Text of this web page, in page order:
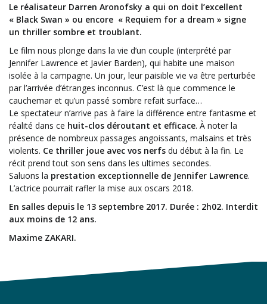
Le réalisateur Darren Aronofsky a qui on doit l’excellent
« Black Swan » ou encore « Requiem for a dream » signe
un thriller sombre et troublant.
Le film nous plonge dans la vie d’un couple (interprété par
Jennifer Lawrence et Javier Barden), qui habite une maison
isolée à la campagne. Un jour, leur paisible vie va être perturbée
par l’arrivée d’étranges inconnus. C’est là que commence le
cauchemar et qu’un passé sombre refait surface…
Le spectateur n’arrive pas à faire la différence entre fantasme et
réalité dans ce huit-clos déroutant et efficace. À noter la
présence de nombreux passages angoissants, malsains et très
violents. Ce thriller joue avec vos nerfs du début à la fin. Le
récit prend tout son sens dans les ultimes secondes.
Saluons la prestation exceptionnelle de Jennifer Lawrence.
L’actrice pourrait rafler la mise aux oscars 2018.
En salles depuis le 13 septembre 2017. Durée : 2h02. Interdit
aux moins de 12 ans.
Maxime ZAKARI.